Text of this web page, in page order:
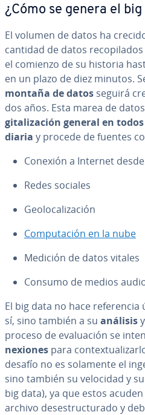
¿Cómo se genera el
El volumen de datos ha
cantidad de datos
el comienzo de su historia
en un plazo de diez minutos.
montaña de datos seguirá
dos años. Esta marea de
gi­ta­li­za­ción general en
diaria y procede de fuentes
Conexión a Internet
Redes sociales
Geo­lo­ca­li­za­ción
Co­mpu­tación en la nube
Medición de datos vitales
Consumo de medios
El big data no hace
sí, sino también a su análisis
proceso de eva­lua­ción se
ne­xio­nes para
desafío no es solamente el
sino también su velocidad y
big data), ya que estos
archivo des­es­tru­c­tu­ra­do y